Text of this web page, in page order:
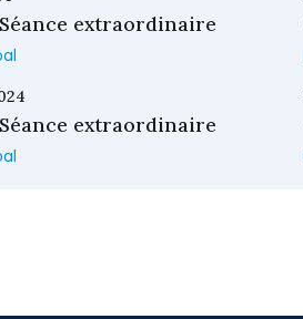
extraordinaire
extraordinaire